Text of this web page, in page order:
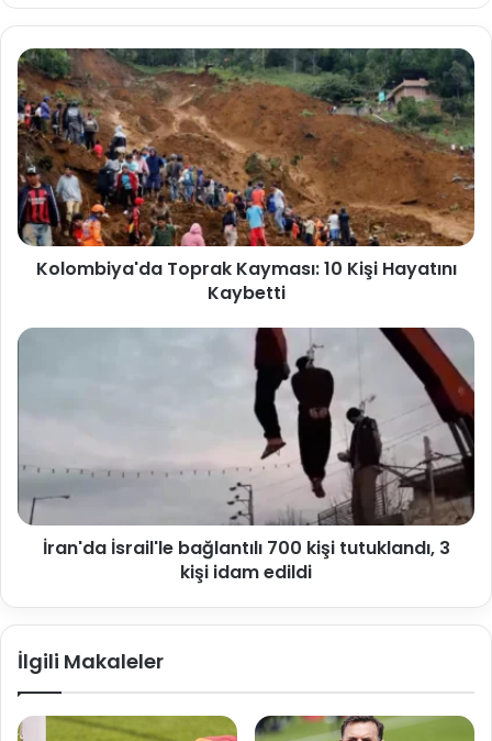
Kolombiya'da Toprak Kayması: 10 Kişi Hayatını
Kaybetti
İran'da İsrail'le bağlantılı 700 kişi tutuklandı, 3
kişi idam edildi
İlgili Makaleler